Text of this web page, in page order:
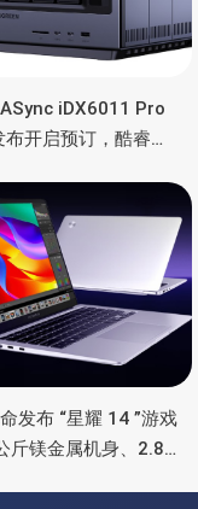
iDX6011 Pro
布开启预订，酷睿
OCuLink
发布 “星耀 14 ”游戏
斤镁金属机身、2.8K